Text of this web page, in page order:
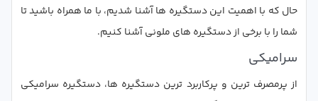
حال که با اهمیت این دستگیره ها آشنا شدیم، با ما همراه باشید تا
شما را با برخی از دستگیره های ملونی آشنا کنیم.
سرامیکی
از پرمصرف ترین و پرکاربرد ترین دستگیره ها، دستگیره سرامیکی